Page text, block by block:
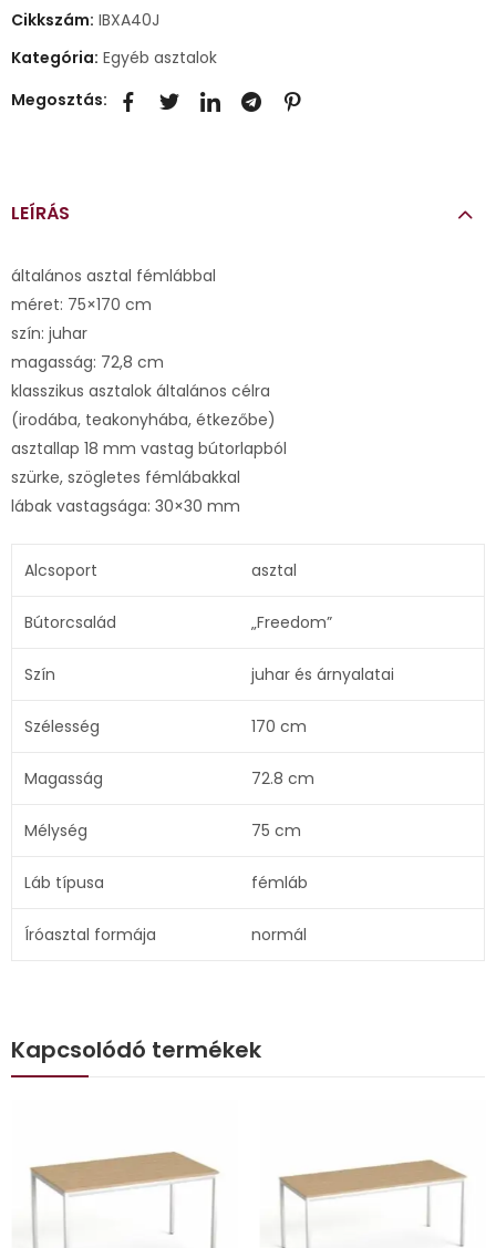
Cikkszám: IBXA40J
Kategória: Egyéb asztalok
Megosztás:
LEÍRÁS
általános asztal fémlábbal
méret: 75×170 cm
szín: juhar
magasság: 72,8 cm
klasszikus asztalok általános célra
(irodába, teakonyhába, étkezőbe)
asztallap 18 mm vastag bútorlapból
szürke, szögletes fémlábakkal
lábak vastagsága: 30×30 mm
Alcsoport asztal
Bútorcsalád „Freedom”
Szín juhar és árnyalatai
Szélesség 170 cm
Magasság 72.8 cm
Mélység 75 cm
Láb típusa fémláb
Íróasztal formája normál
Kapcsolódó termékek